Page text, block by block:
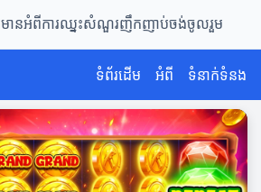
ានអំពីការឈ្នះសំណួរញឹកញាប់ចង់ចូលរួម
ទំព័រដើម អំពី ទំនាក់ទំនង